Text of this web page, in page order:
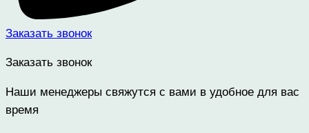
Заказать звонок
Заказать звонок
Наши менеджеры свяжутся с вами в удобное для вас
время